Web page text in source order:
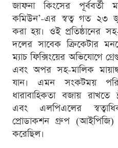
জাফনা কিংসের পূর্ববর্তী
কমিউন’-এর স্বত্ব গত ২৩
করা হয়। ওই প্রতিষ্ঠানের
দলের সাবেক ক্রিকেটার
ম্যাচ ফিক্সিংয়ের অভিযোগে
এবং অপর সহ-মালিক
যান। এমন সংকটময়
ধারাবাহিকতা বজায় রাখতে
এবং এলপিএলের
প্রোডাকশন গ্রুপ (আইপিজি)
করেছিল।